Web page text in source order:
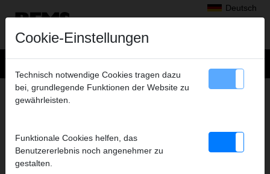
Deutsch
MEDIEN–
SICHERHEITSDATENBLÄTTER
alle auswählen
Betriebsanleitungen
Teileverzeichnisse
Cookie-Einstellungen
Technisch notwendige Cookies tragen dazu
bei, grundlegende Funktionen der Website zu
gewährleisten.
Funktionale Cookies helfen, das
Benutzererlebnis noch angenehmer zu
gestalten.